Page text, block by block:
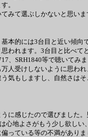
。
みて選ぶしかないと思いま
本的には3台目と近い傾向
われます。3台目と比べて
、SRH1840等で聴いて
人受けしないように思わ
気もしますし、自然さは
に感じたので選びました
心地よさがもう少し欲し
っている等の不満があり